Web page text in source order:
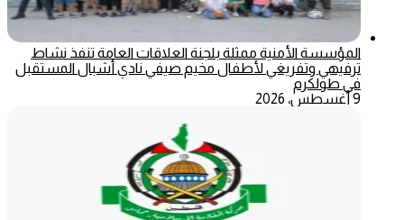
المؤسسة الأمنية ممثلة بلجنة العلاقات العامة تنفذ نشاط
ترفيهي وتفريغي لأطفال مخيم صيفي نادي أشبال المستقبل
في طولكرم
9 أغسطس، 2026